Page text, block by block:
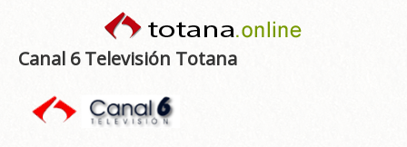
Canal 6 Televisión Totana